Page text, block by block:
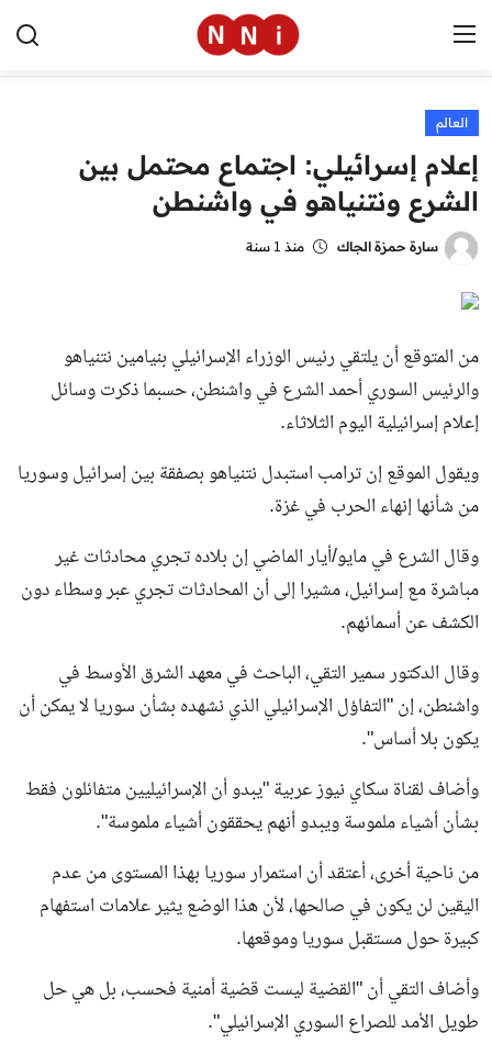
الرئيسية
اخبار مصر
العالم
تقنية
التعليم
منوعات
العالم
إعلام إسرائيلي: اجتماع محتمل بين
الشرع ونتنياهو في واشنطن
سارة حمزة الجاك منذ 1 سنة
من المتوقع أن يلتقي رئيس الوزراء الإسرائيلي بنيامين نتنياهو
والرئيس السوري أحمد الشرع في واشنطن، حسبما ذكرت وسائل
إعلام إسرائيلية اليوم الثلاثاء.
ويقول الموقع إن ترامب استبدل نتنياهو بصفقة بين إسرائيل وسوريا
من شأنها إنهاء الحرب في غزة.
وقال الشرع في مايو/أيار الماضي إن بلاده تجري محادثات غير
مباشرة مع إسرائيل، مشيرا إلى أن المحادثات تجري عبر وسطاء دون
الكشف عن أسمائهم.
وقال الدكتور سمير التقي، الباحث في معهد الشرق الأوسط في
واشنطن، إن "التفاؤل الإسرائيلي الذي نشهده بشأن سوريا لا يمكن أن
يكون بلا أساس".
وأضاف لقناة سكاي نيوز عربية "يبدو أن الإسرائيليين متفائلون فقط
بشأن أشياء ملموسة ويبدو أنهم يحققون أشياء ملموسة".
من ناحية أخرى، أعتقد أن استمرار سوريا بهذا المستوى من عدم
اليقين لن يكون في صالحها، لأن هذا الوضع يثير علامات استفهام
كبيرة حول مستقبل سوريا وموقعها.
وأضاف التقي أن "القضية ليست قضية أمنية فحسب، بل هي حل
طويل الأمد للصراع السوري الإسرائيلي".